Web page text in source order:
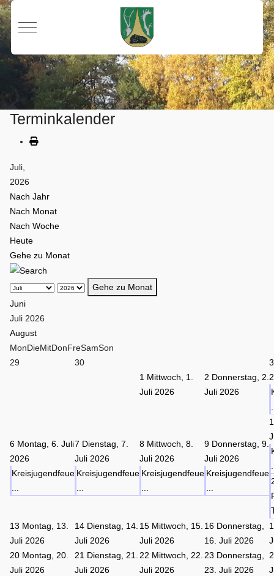
Mobile Menu Toggle
Terminkalender
Juli,
2026
Nach Jahr
Nach Monat
Nach Woche
Heute
Gehe zu Monat
Gehe zu Monat
Juni
Juli 2026
August
MonDieMitDonFreSamSon
29
30
1 Mittwoch, 1.
Juli 2026
2 Donnerstag, 2.
Juli 2026
3
6 Montag, 6. Juli
2026
Kreisjugendfeue
7 Dienstag, 7.
Juli 2026
Kreisjugendfeue
8 Mittwoch, 8.
Juli 2026
Kreisjugendfeue
9 Donnerstag, 9.
Juli 2026
Kreisjugendfeue
13 Montag, 13.
Juli 2026
14 Dienstag, 14.
Juli 2026
15 Mittwoch, 15.
Juli 2026
16 Donnerstag,
16. Juli 2026
20 Montag, 20.
Juli 2026
21 Dienstag, 21.
Juli 2026
22 Mittwoch, 22.
Juli 2026
23 Donnerstag,
23. Juli 2026